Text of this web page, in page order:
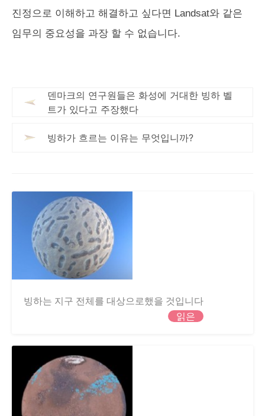
진정으로 이해하고 해결하고 싶다면 Landsat와 같은
임무의 중요성을 과장 할 수 없습니다.
덴마크의 연구원들은 화성에 거대한 빙하 벨
트가 있다고 주장했다
빙하가 흐르는 이유는 무엇입니까?
빙하는 지구 전체를 대상으로했을 것입니다
읽은